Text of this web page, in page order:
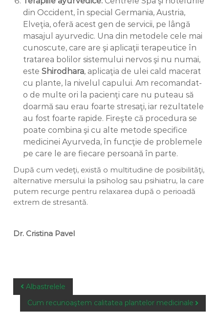
din Occident, în special Germania, Austria,
Elveţia, oferă acest gen de servicii, pe lângă
masajul ayurvedic. Una din metodele cele mai
cunoscute, care are şi aplicaţii terapeutice în
tratarea bolilor sistemului nervos şi nu numai,
este Shirodhara, aplicaţia de ulei cald macerat
cu plante, la nivelul capului. Am recomandat-
o de multe ori la pacienţi care nu puteau să
doarmă sau erau foarte stresaţi, iar rezultatele
au fost foarte rapide. Fireşte că procedura se
poate combina şi cu alte metode specifice
medicinei Ayurveda, în funcţie de problemele
pe care le are fiecare persoană în parte.
După cum vedeţi, există o multitudine de posibilităţi,
alternative mersului la psiholog sau psihiatru, la care
putem recurge pentru relaxarea după o perioadă
extrem de stresantă.
Dr. Cristina Pavel
o
Albastrelele
Cum recunoaştem calitatea plantelor medicinale